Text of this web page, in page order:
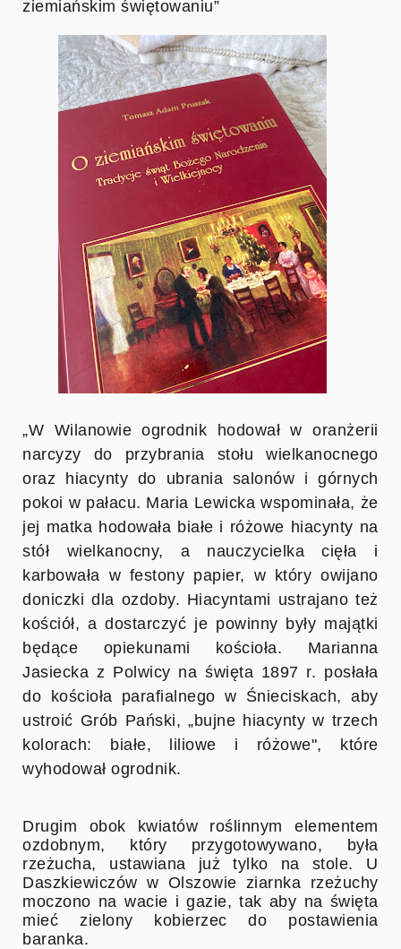
ziemiańskim świętowaniu”
„W Wilanowie ogrodnik hodował w oranżerii
narcyzy do przybrania stołu wielkanocnego
oraz hiacynty do ubrania salonów i górnych
pokoi w pałacu. Maria Lewicka wspominała, że
jej matka hodowała białe i różowe hiacynty na
stół wielkanocny, a nauczycielka cięła i
karbowała w festony papier, w który owijano
doniczki dla ozdoby. Hiacyntami ustrajano też
kościół, a dostarczyć je powinny były majątki
będące opiekunami kościoła. Marianna
Jasiecka z Polwicy na święta 1897 r. posłała
do kościoła parafialnego w Śnieciskach, aby
ustroić Grób Pański, „bujne hiacynty w trzech
kolorach: białe, liliowe i różowe", które
wyhodował ogrodnik.
Drugim obok kwiatów roślinnym elementem
ozdobnym, który przygotowywano, była
rzeżucha, ustawiana już tylko na stole. U
Daszkiewiczów w Olszowie ziarnka rzeżuchy
moczono na wacie i gazie, tak aby na święta
mieć zielony kobierzec do postawienia
baranka.